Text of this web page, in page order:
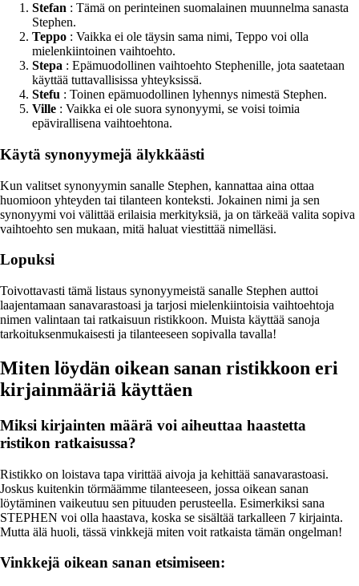
Stefan : Tämä on perinteinen suomalainen muunnelma sanasta
Stephen.
Teppo : Vaikka ei ole täysin sama nimi, Teppo voi olla
mielenkiintoinen vaihtoehto.
Stepa : Epämuodollinen vaihtoehto Stephenille, jota saatetaan
käyttää tuttavallisissa yhteyksissä.
Stefu : Toinen epämuodollinen lyhennys nimestä Stephen.
Ville : Vaikka ei ole suora synonyymi, se voisi toimia
epävirallisena vaihtoehtona.
Käytä synonyymejä älykkäästi
Kun valitset synonyymin sanalle Stephen, kannattaa aina ottaa
huomioon yhteyden tai tilanteen konteksti. Jokainen nimi ja sen
synonyymi voi välittää erilaisia merkityksiä, ja on tärkeää valita sopiva
vaihtoehto sen mukaan, mitä haluat viestittää nimelläsi.
Lopuksi
Toivottavasti tämä listaus synonyymeistä sanalle Stephen auttoi
laajentamaan sanavarastoasi ja tarjosi mielenkiintoisia vaihtoehtoja
nimen valintaan tai ratkaisuun ristikkoon. Muista käyttää sanoja
tarkoituksenmukaisesti ja tilanteeseen sopivalla tavalla!
Miten löydän oikean sanan ristikkoon eri
kirjainmääriä käyttäen
Miksi kirjainten määrä voi aiheuttaa haastetta
ristikon ratkaisussa?
Ristikko on loistava tapa virittää aivoja ja kehittää sanavarastoasi.
Joskus kuitenkin törmäämme tilanteeseen, jossa oikean sanan
löytäminen vaikeutuu sen pituuden perusteella. Esimerkiksi sana
STEPHEN voi olla haastava, koska se sisältää tarkalleen 7 kirjainta.
Mutta älä huoli, tässä vinkkejä miten voit ratkaista tämän ongelman!
Vinkkejä oikean sanan etsimiseen: